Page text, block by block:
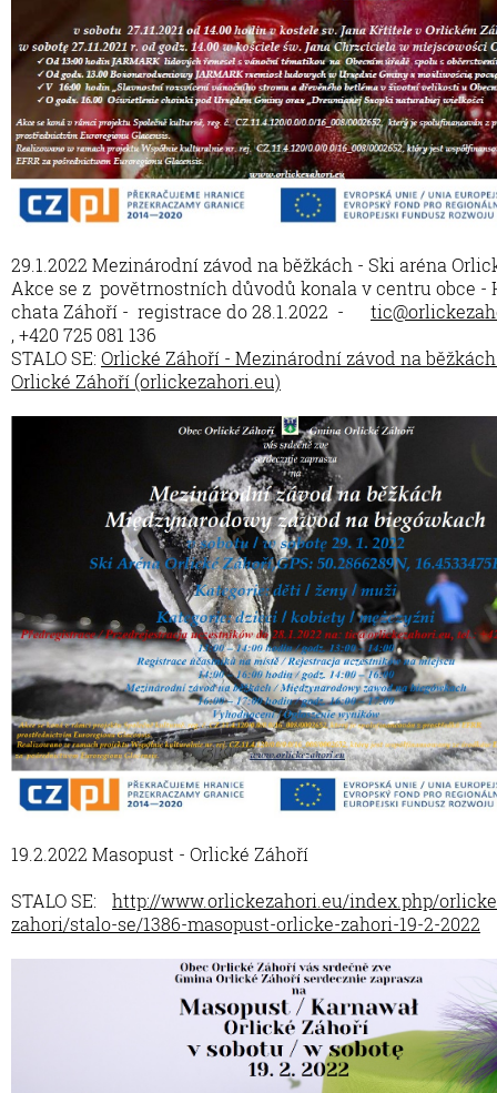
29.1.2022 Mezinárodní závod na běžkách - Ski aréna
Akce se z povětrnostních důvodů konala v centru obce -
chata Záhoří - registrace do 28.1.2022 -
, +420 725 081 136
STALO SE: Orlické Záhoří - Mezinárodní závod na běžkách
Orlické Záhoří (orlickezahori.eu)
19.2.2022 Masopust - Orlické Záhoří
STALO SE:
http://www.orlickezahori.eu/index.php/
zahori/stalo-se/1386-masopust-orlicke-zahori-19-2-2022